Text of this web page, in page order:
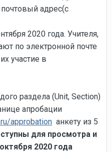
адрес(с
2020 года. Учителя,
по электронной почте
участие в
раздела (Unit, Section)
апробации
approbation анкету из 5
для просмотра и
2020 года